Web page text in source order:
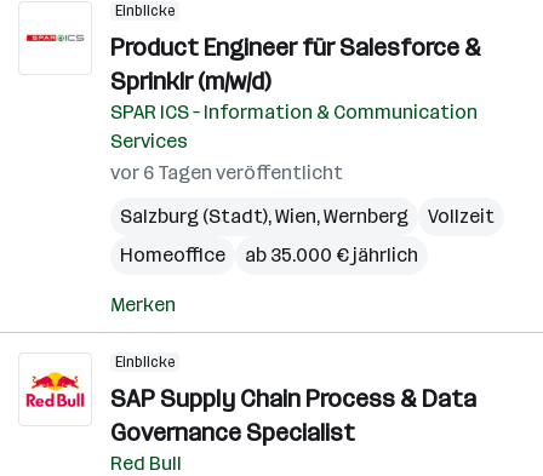
Einblicke
Product Engineer für Salesforce &
Sprinklr (m/w/d)
SPAR ICS – Information & Communication
Services
vor 6 Tagen veröffentlicht
Salzburg (Stadt),Wien,Wernberg
Vollzeit
Homeoffice
ab 35.000 € jährlich
Merken
Einblicke
SAP Supply Chain Process & Data
Governance Specialist
Red Bull